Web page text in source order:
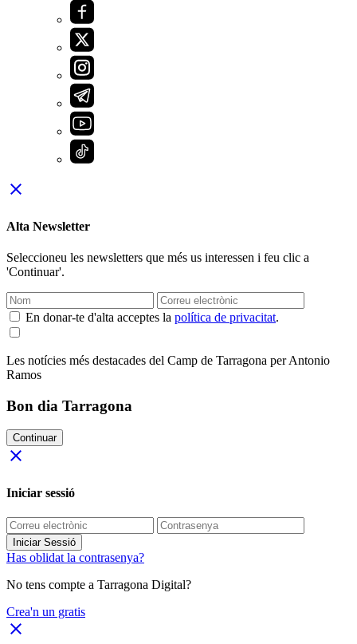
close
Alta Newsletter
Seleccioneu les newsletters que més us interessen i feu clic a
'Continuar'.
En donar-te d'alta acceptes la política de privacitat.
Les notícies més destacades del Camp de Tarragona per Antonio
Ramos
Bon dia Tarragona
Continuar
close
Iniciar sessió
Iniciar Sessió
Has oblidat la contrasenya?
No tens compte a Tarragona Digital?
Crea'n un gratis
close